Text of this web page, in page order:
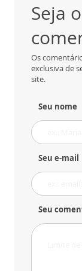
Seja
Os
exclusiva de
site.
Seu nome
Seu e-mail
Seu